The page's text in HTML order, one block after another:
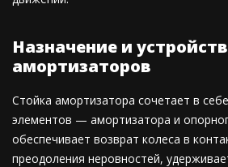
Назначение и
амортизаторов
Стойка амортизатора сочетает в
элементов — амортизатора и
обеспечивает возврат колеса в
преодоления неровностей,